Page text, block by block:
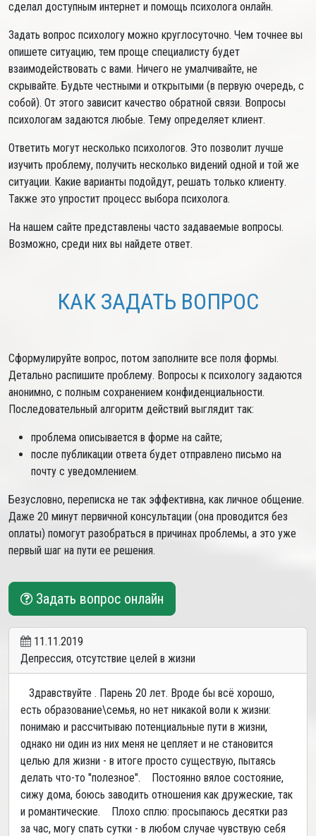
сделал доступным интернет и помощь психолога онлайн.
Задать вопрос психологу можно круглосуточно. Чем точнее вы
опишете ситуацию, тем проще специалисту будет
взаимодействовать с вами. Ничего не умалчивайте, не
скрывайте. Будьте честными и открытыми (в первую очередь, с
собой). От этого зависит качество обратной связи. Вопросы
психологам задаются любые. Тему определяет клиент.
Ответить могут несколько психологов. Это позволит лучше
изучить проблему, получить несколько видений одной и той же
ситуации. Какие варианты подойдут, решать только клиенту.
Также это упростит процесс выбора психолога.
На нашем сайте представлены часто задаваемые вопросы.
Возможно, среди них вы найдете ответ.
КАК ЗАДАТЬ ВОПРОС
Сформулируйте вопрос, потом заполните все поля формы.
Детально распишите проблему. Вопросы к психологу задаются
анонимно, с полным сохранением конфиденциальности.
Последовательный алгоритм действий выглядит так:
проблема описывается в форме на сайте;
после публикации ответа будет отправлено письмо на
почту с уведомлением.
Безусловно, переписка не так эффективна, как личное общение.
Даже 20 минут первичной консультации (она проводится без
оплаты) помогут разобраться в причинах проблемы, а это уже
первый шаг на пути ее решения.
Задать вопрос онлайн
11.11.2019
Депрессия, отсутствие целей в жизни
Здравствуйте . Парень 20 лет. Вроде бы всё хорошо,
есть образование\семья, но нет никакой воли к жизни:
понимаю и рассчитываю потенциальные пути в жизни,
однако ни один из них меня не цепляет и не становится
целью для жизни - в итоге просто существую, пытаясь
делать что-то "полезное". Постоянно вялое состояние,
сижу дома, боюсь заводить отношения как дружеские, так
и романтические. Плохо сплю: просыпаюсь десятки раз
за час, могу спать сутки - в любом случае чувствую себя